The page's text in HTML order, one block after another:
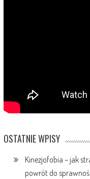
OSTATNIE WPISY
Kinezjofobia – jak
powrót do